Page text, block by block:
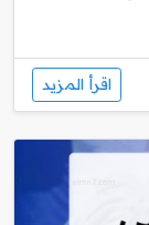
اقرأ المزيد